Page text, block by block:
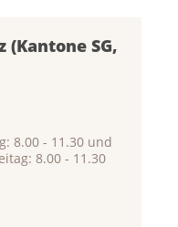
SG,
8.00 - 11.30 und
8.00 - 11.30